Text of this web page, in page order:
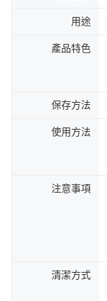
用途
產品特色
保存方法
使用方法
注意事項
清潔方式